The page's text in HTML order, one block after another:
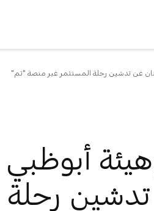
عن تدشين رحلة المستثمر عبر منصة "تم"
أبوظبي
تدشين رحلة